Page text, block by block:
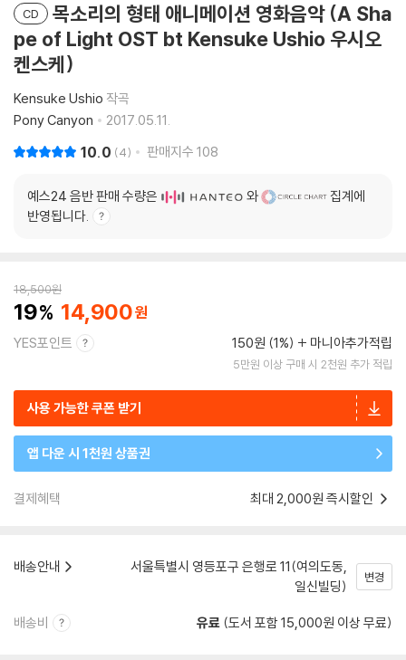
CD
목소리의 형태 애니메이션 영화음악 (A Sha
pe of Light OST bt Kensuke Ushio 우시오
켄스케)
Kensuke Ushio 작곡
Pony Canyon
2017.05.11.
10.0 4 판매지수 108
예스24 음반 판매 수량은 와
집계에
반영됩니다.
18,500원
19 14,900
YES포인트 150원 (1%) 마니아추가적립
5만원 이상 구매 시 2천원 추가 적립
사용 가능한 쿠폰 받기
앱 다운 시 1천원 상품권
결제혜택 최대 2,000원 즉시할인
배송안내
서울특별시 영등포구 은행로 11(여의도동,
일신빌딩)
변경
배송비 유료 (도서 포함 15,000원 이상 무료)